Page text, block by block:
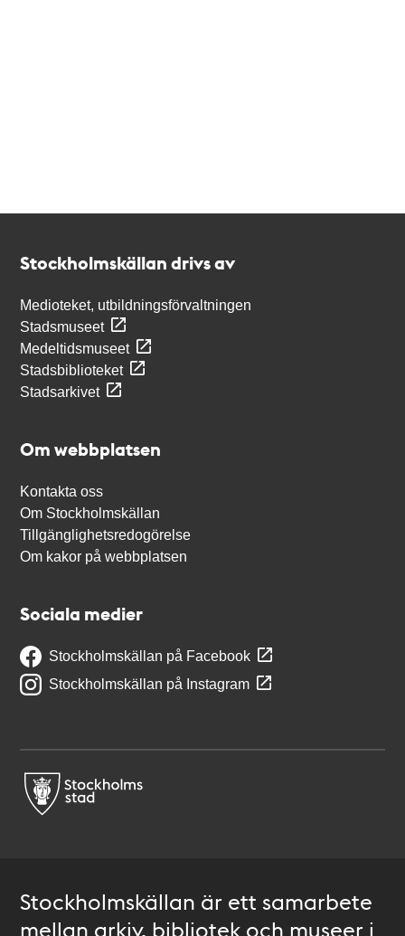
Stockholmskällan drivs av
Medioteket, utbildningsförvaltningen
Stadsmuseet
Medeltidsmuseet
Stadsbiblioteket
Stadsarkivet
Om webbplatsen
Kontakta oss
Om Stockholmskällan
Tillgänglighetsredogörelse
Om kakor på webbplatsen
Sociala medier
Stockholmskällan på Facebook
Stockholmskällan på Instagram
Stockholmskällan är ett samarbete
mellan arkiv, bibliotek och museer i